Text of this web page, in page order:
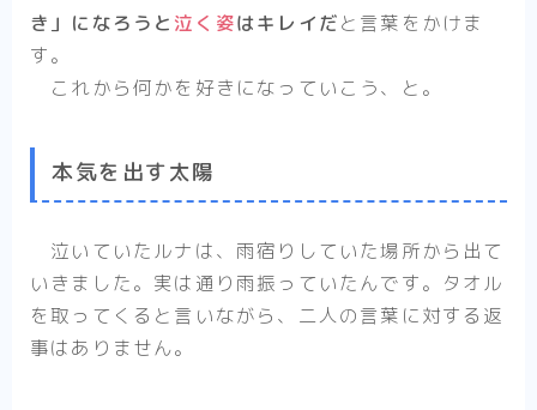
き」になろうと 泣く姿はキレイだと言葉をかけま
す。
これから何かを好きになっていこう、と。
本気を出す太陽
泣いていたルナは、雨宿りしていた場所から出て
いきました。実は通り雨振っていたんです。タオル
を取ってくると言いながら、二人の言葉に対する返
事はありません。